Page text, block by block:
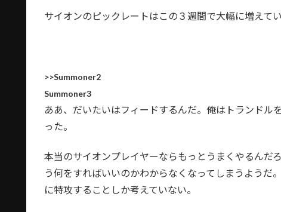
サイオンのピックレートはこの３週間で大幅に増えて
>>Summoner2
Summoner3
ああ、だいたいはフィードするんだ。俺はトランドル
った。
本当のサイオンプレイヤーならもっとうまくやるんだ
う何をすればいいのかわからなくなってしまうようだ
に特攻することしか考えていない。